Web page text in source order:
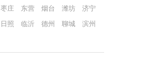
枣庄 东营 烟台 潍坊
济宁
日照 临沂 德州 聊城
滨州